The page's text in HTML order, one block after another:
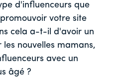
d'influenceurs que
votre site
cela a-t-il d'avoir un
nouvelles mamans,
avec un
âgé ?